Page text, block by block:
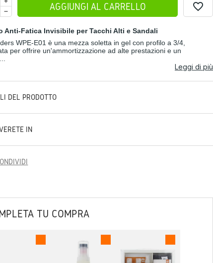
AGGIUNGI AL CARRELLO favorite_border
Anti-Fatica Invisibile per Tacchi Alti e Sandali
WPE-E01 è una mezza soletta in gel con profilo a 3/4,
per offrire un'ammortizzazione ad alte prestazioni e un
Leggi di più
DEL PRODOTTO
IN
TU COMPRA